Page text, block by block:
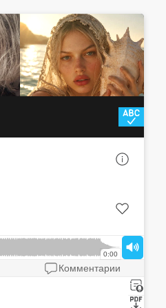
0:00
Комментарии
Barry Manilow - I write the songs
One Direction - Live While We're